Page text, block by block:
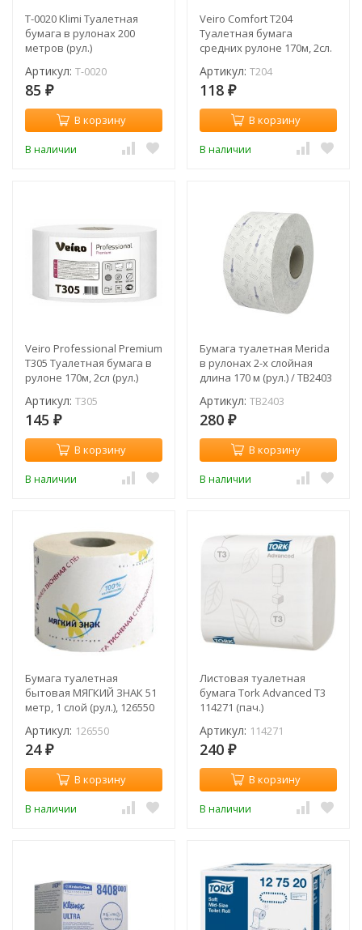
T-0020 Klimi Туалетная
бумага в рулонах 200
метров (рул.)
Артикул: T-0020
85 ₽
В корзину
В наличии
Veiro Comfort T204
Туалетная бумага
средних рулоне 170м, 2сл.
Артикул: T204
118 ₽
В корзину
В наличии
Veiro Professional Premium
T305 Туалетная бумага в
рулоне 170м, 2сл (рул.)
Артикул: T305
145 ₽
В корзину
В наличии
Бумага туалетная Merida
в рулонах 2-х слойная
длина 170 м (рул.) / TB2403
Артикул: TB2403
280 ₽
В корзину
В наличии
Бумага туалетная
бытовая МЯГКИЙ ЗНАК 51
метр, 1 слой (рул.), 126550
Артикул: 126550
24 ₽
В корзину
В наличии
Листовая туалетная
бумага Tork Advanced T3
114271 (пач.)
Артикул: 114271
240 ₽
В корзину
В наличии